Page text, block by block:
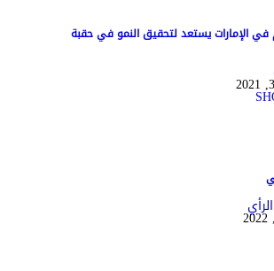
في الإمارات يستعد لتحقيق النمو في حقبة